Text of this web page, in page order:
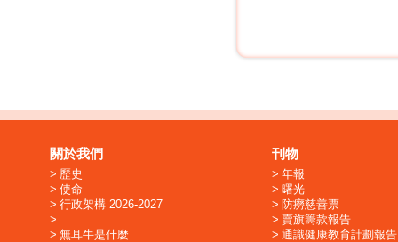
關於我們
歷史
使命
行政架構 2026-2027
無耳牛是什麼
刊物
年報
曙光
防癆慈善票
賣旗籌款報告
通識健康教育計劃報告